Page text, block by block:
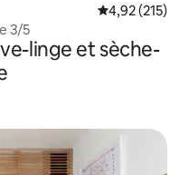
Évaluation
4,92 (215)
3/5
linge et sèche-